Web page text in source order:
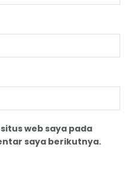
web saya pada
saya berikutnya.